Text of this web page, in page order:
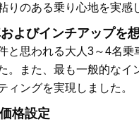
りのある乗り心地を実感
よびインチアップを
と思われる大人3～4名乗
。また、最も一般的なイ
ィングを実現しました。
格設定